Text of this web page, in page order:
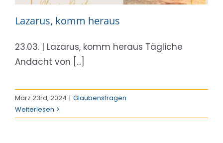
Lazarus, komm heraus
23.03. | Lazarus, komm heraus Tägliche
Andacht von [...]
März 23rd, 2024 | Glaubensfragen
Weiterlesen